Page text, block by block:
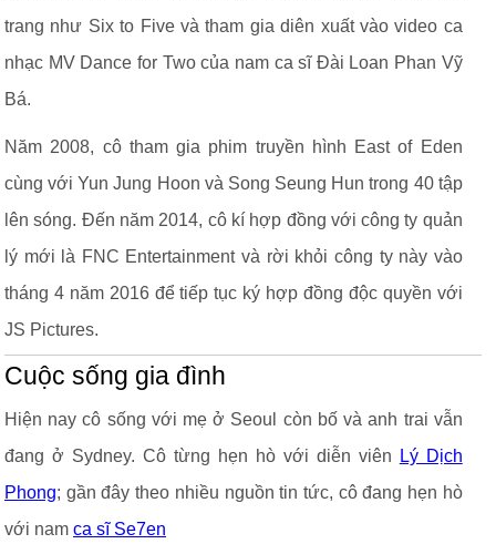
trang như Six to Five và tham gia diên xuất vào video ca
nhạc MV Dance for Two của nam ca sĩ Đài Loan Phan Vỹ
Bá.
Năm 2008, cô tham gia phim truyền hình East of Eden
cùng với Yun Jung Hoon và Song Seung Hun trong 40 tập
lên sóng. Đến năm 2014, cô kí hợp đồng với công ty quản
lý mới là FNC Entertainment và rời khỏi công ty này vào
tháng 4 năm 2016 để tiếp tục ký hợp đồng độc quyền với
JS Pictures.
Cuộc sống gia đình
Hiện nay cô sống với mẹ ở Seoul còn bố và anh trai vẫn
đang ở Sydney. Cô từng hẹn hò với diễn viên
Lý Dịch
Phong; gần đây theo nhiều nguồn tin tức, cô đang hẹn hò
với nam ca sĩ Se7en